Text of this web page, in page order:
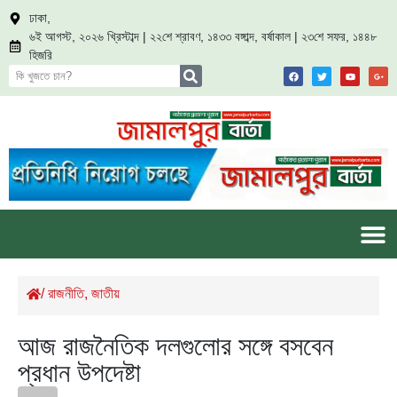
ঢাকা,
৬ই আগস্ট, ২০২৬ খ্রিস্টাব্দ | ২২শে শ্রাবণ, ১৪৩৩ বঙ্গাব্দ, বর্ষাকাল | ২৩শে সফর, ১৪৪৮
হিজরি
/রাজনীতি, জাতীয়
আজ রাজনৈতিক দলগুলোর সঙ্গে বসবেন
প্রধান উপদেষ্টা